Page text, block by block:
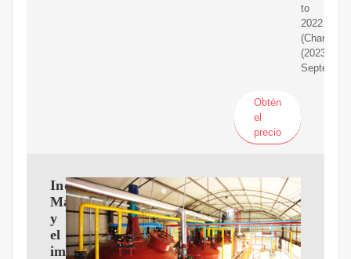
to
2022
(Chart).
(2023,
Obtén
el
precio
Indonesia,
Malasia
y
el
imparable